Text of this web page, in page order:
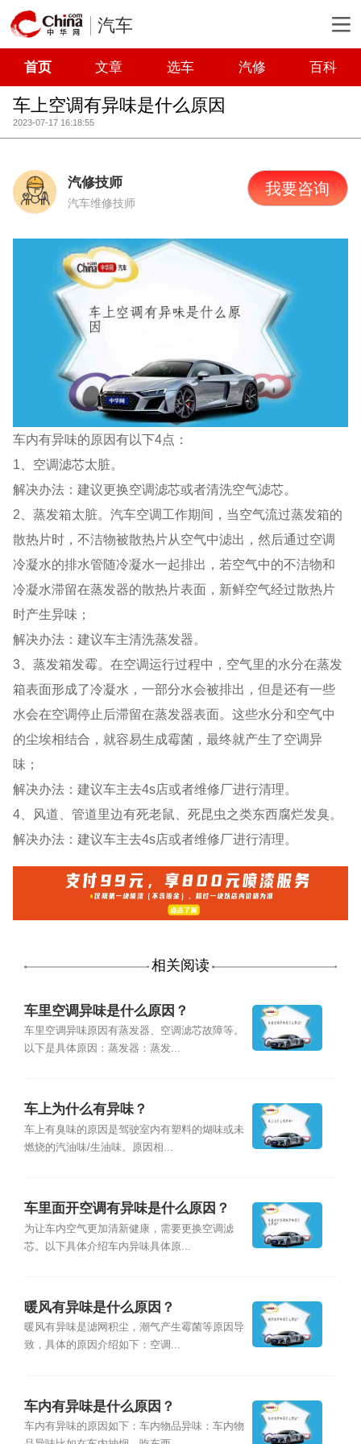
汽车
首页 文章 选车 汽修 百科
车上空调有异味是什么原因
2023-07-17 16:18:55
汽修技师
汽车维修技师
我要咨询
车内有异味的原因有以下4点：
1、空调滤芯太脏。
解决办法：建议更换空调滤芯或者清洗空气滤芯。
2、蒸发箱太脏。汽车空调工作期间，当空气流过蒸发箱的
散热片时，不洁物被散热片从空气中滤出，然后通过空调
冷凝水的排水管随冷凝水一起排出，若空气中的不洁物和
冷凝水滞留在蒸发器的散热片表面，新鲜空气经过散热片
时产生异味；
解决办法：建议车主清洗蒸发器。
3、蒸发箱发霉。在空调运行过程中，空气里的水分在蒸发
箱表面形成了冷凝水，一部分水会被排出，但是还有一些
水会在空调停止后滞留在蒸发器表面。这些水分和空气中
的尘埃相结合，就容易生成霉菌，最终就产生了空调异
味；
解决办法：建议车主去4s店或者维修厂进行清理。
4、风道、管道里边有死老鼠、死昆虫之类东西腐烂发臭。
解决办法：建议车主去4s店或者维修厂进行清理。
相关阅读
车里空调异味是什么原因？
车里空调异味原因有蒸发器、空调滤芯故障等。
以下是具体原因：蒸发器：蒸发...
车上为什么有异味？
车上有臭味的原因是驾驶室内有塑料的煳味或未
燃烧的汽油味/生油味。原因相...
车里面开空调有异味是什么原因？
为让车内空气更加清新健康，需要更换空调滤
芯。以下具体介绍车内异味具体原...
暖风有异味是什么原因？
暖风有异味是滤网积尘，潮气产生霉菌等原因导
致，具体的原因介绍如下：空调...
车内有异味是什么原因？
车内有异味的原因如下：车内物品异味：车内物